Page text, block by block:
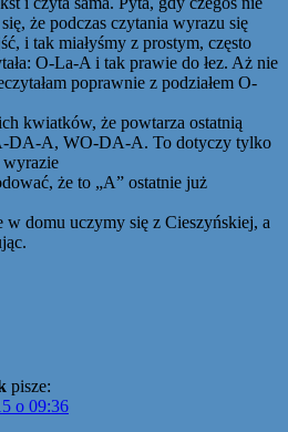
że podczas czytania wyrazu się
i tak miałyśmy z prostym, często
O-La-A i tak prawie do łez. Aż nie
poprawnie z podziałem O-
kwiatków, że powtarza ostatnią
DA-A, WO-DA-A. To dotyczy tylko
wyrazie
że to „A” ostatnie już
w domu uczymy się z Cieszyńskiej, a
pisze:
o 09:36